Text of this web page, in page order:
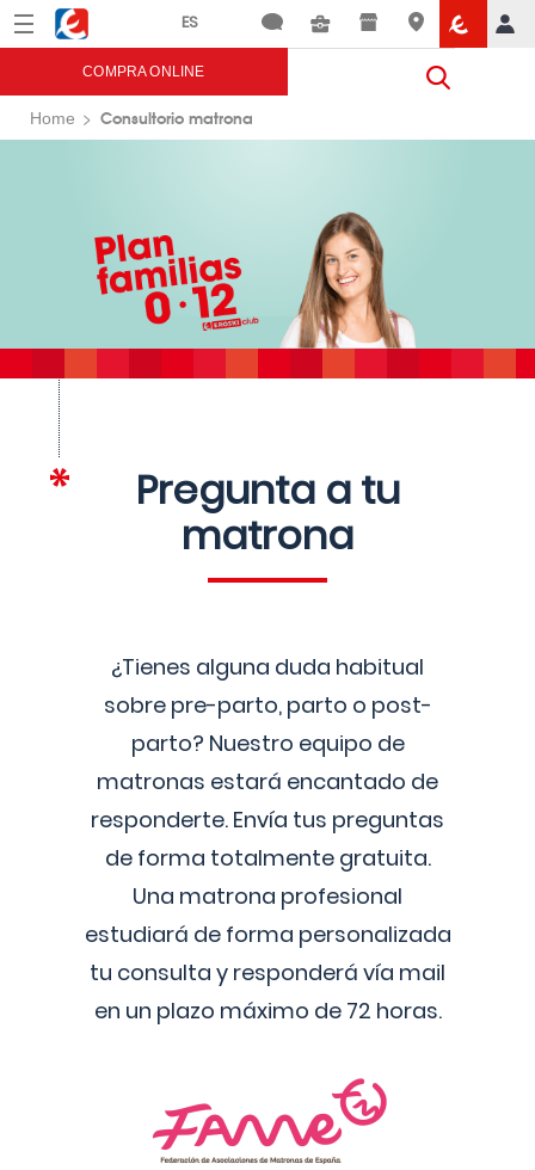
Menú Eroski
COMPRA ONLINE
Home Consultorio matrona
Pregunta a tu
matrona
¿Tienes alguna duda habitual
sobre pre-parto, parto o post-
parto? Nuestro equipo de
matronas estará encantado de
responderte. Envía tus preguntas
de forma totalmente gratuita.
Una matrona profesional
estudiará de forma personalizada
tu consulta y responderá vía mail
en un plazo máximo de 72 horas.